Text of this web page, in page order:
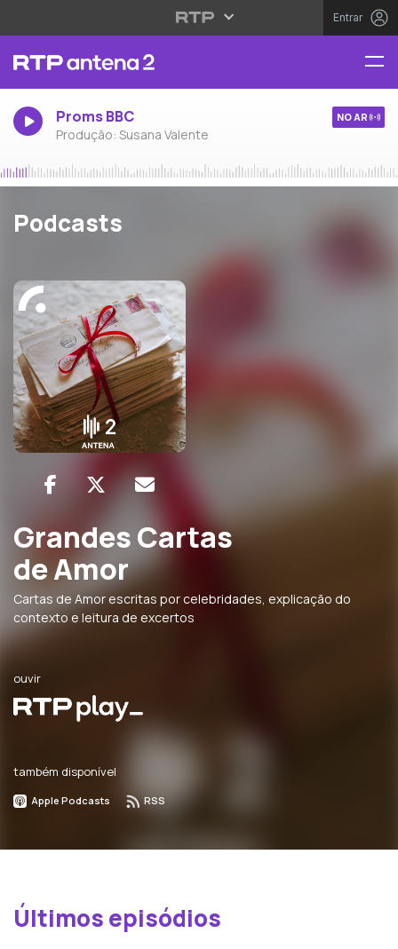
Entrar
Proms BBC
Produção: Susana Valente
NO AR
Podcasts
Grandes Cartas
de Amor
Cartas de Amor escritas por celebridades, explicação do
contexto e leitura de excertos
ouvir
também disponível
Apple Podcasts RSS
Últimos episódios